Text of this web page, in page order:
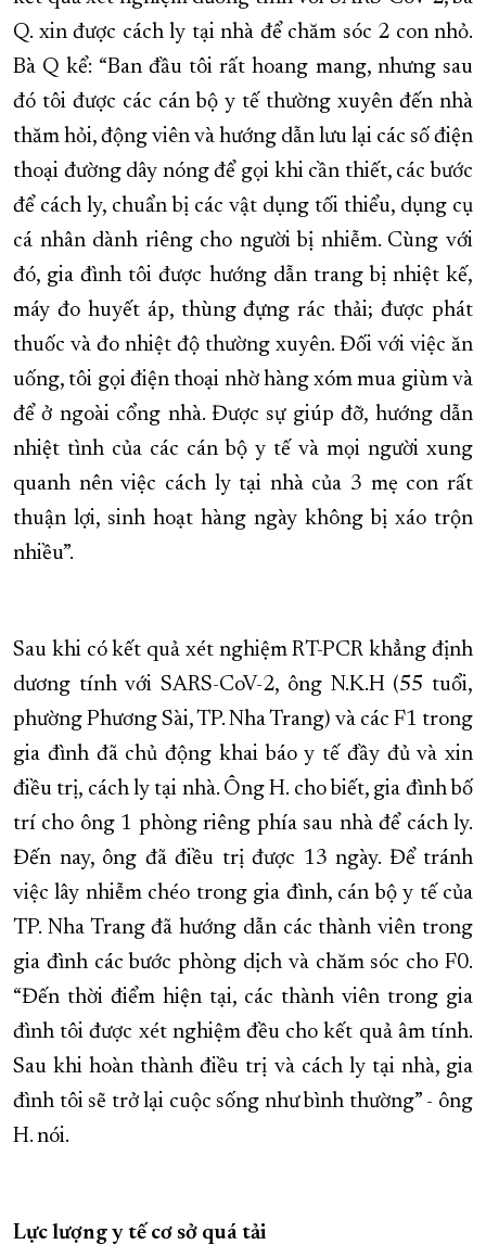
Q. xin được cách ly tại nhà để chăm sóc 2 con nhỏ.
Bà Q kể: “Ban đầu tôi rất hoang mang, nhưng sau
đó tôi được các cán bộ y tế thường xuyên đến nhà
thăm hỏi, động viên và hướng dẫn lưu lại các số điện
thoại đường dây nóng để gọi khi cần thiết, các bước
để cách ly, chuẩn bị các vật dụng tối thiểu, dụng cụ
cá nhân dành riêng cho người bị nhiễm. Cùng với
đó, gia đình tôi được hướng dẫn trang bị nhiệt kế,
máy đo huyết áp, thùng đựng rác thải; được phát
thuốc và đo nhiệt độ thường xuyên. Đối với việc ăn
uống, tôi gọi điện thoại nhờ hàng xóm mua giùm và
để ở ngoài cổng nhà. Được sự giúp đỡ, hướng dẫn
nhiệt tình của các cán bộ y tế và mọi người xung
quanh nên việc cách ly tại nhà của 3 mẹ con rất
thuận lợi, sinh hoạt hàng ngày không bị xáo trộn
nhiều”.
Sau khi có kết quả xét nghiệm RT-PCR khẳng định
dương tính với SARS-CoV-2, ông N.K.H (55 tuổi,
phường Phương Sài, TP. Nha Trang) và các F1 trong
gia đình đã chủ động khai báo y tế đầy đủ và xin
điều trị, cách ly tại nhà. Ông H. cho biết, gia đình bố
trí cho ông 1 phòng riêng phía sau nhà để cách ly.
Đến nay, ông đã điều trị được 13 ngày. Để tránh
việc lây nhiễm chéo trong gia đình, cán bộ y tế của
TP. Nha Trang đã hướng dẫn các thành viên trong
gia đình các bước phòng dịch và chăm sóc cho F0.
“Đến thời điểm hiện tại, các thành viên trong gia
đình tôi được xét nghiệm đều cho kết quả âm tính.
Sau khi hoàn thành điều trị và cách ly tại nhà, gia
đình tôi sẽ trở lại cuộc sống như bình thường” - ông
H. nói.
Lực lượng y tế cơ sở quá tải